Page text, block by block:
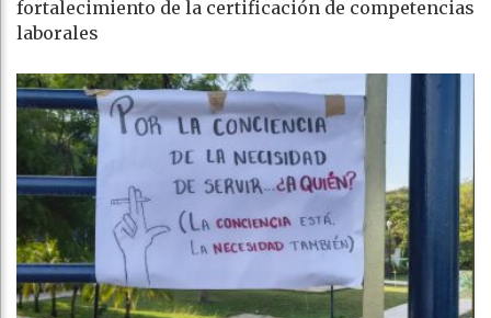
fortalecimiento de la certificación de competencias
laborales